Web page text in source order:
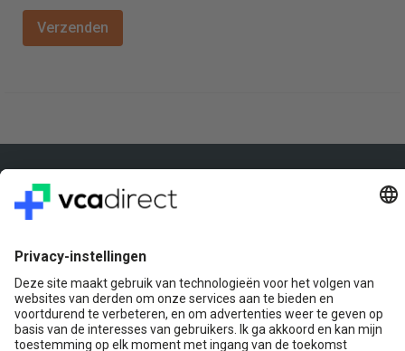
Veilig & Vertrouwd
+31(0)85 0719 500
of stuur ons een e-mail
Contact
VCA Direct